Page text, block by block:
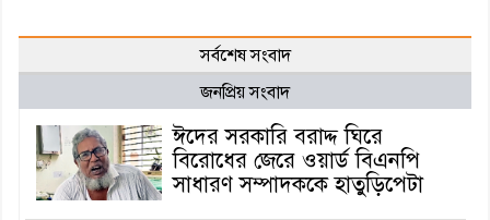
সর্বশেষ সংবাদ
জনপ্রিয় সংবাদ
ঈদের সরকারি বরাদ্দ ঘিরে
বিরোধের জেরে ওয়ার্ড বিএনপি
সাধারণ সম্পাদককে হাতুড়িপেটা